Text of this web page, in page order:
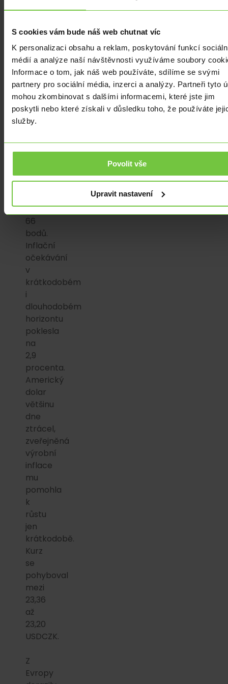
S cookies vám bude náš web chutnat víc
K personalizaci obsahu a reklam, poskytování funkcí
médií a analýze naší návštěvnosti využíváme soubory
Informace o tom, jak náš web používáte, sdílíme se svými
partnery pro sociální média, inzerci a analýzy. Partneři tyto
mohou zkombinovat s dalšími informacemi, které jste jim
poskytli nebo které získali v důsledku toho, že používáte
služby.
Povolit vše
Upravit nastavení
Bleskové
z
Michiganské
univerzity
příliš
nepotěšily.
Spotřebitelský
sentiment
zaznamenal
z
na
66
bodů.
Inflační
očekávání
v
krátkodobém
i
dlouhodobém
horizontu
poklesla
na
2,9
procenta.
Americký
dolar
většinu
dne
ztrácel,
zveřejněná
výrobní
inflace
mu
pomohla
k
růstu
jen
krátkodobě.
Kurz
se
pohyboval
mezi
23,36
až
23,20
USDCZK.
Z
Evropy